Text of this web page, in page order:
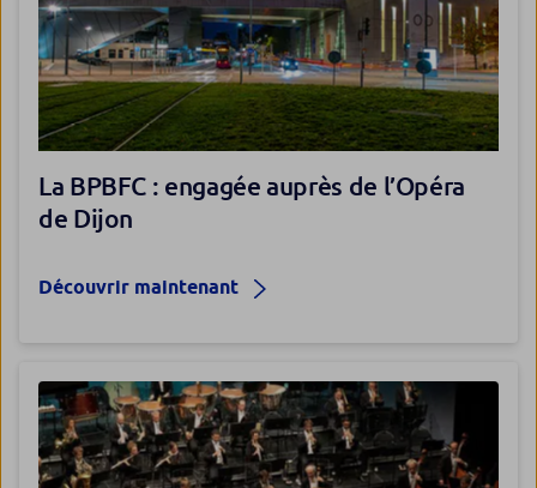
La BPBFC : engagée auprès de l’Opéra
de Dijon
Découvrir maintenant